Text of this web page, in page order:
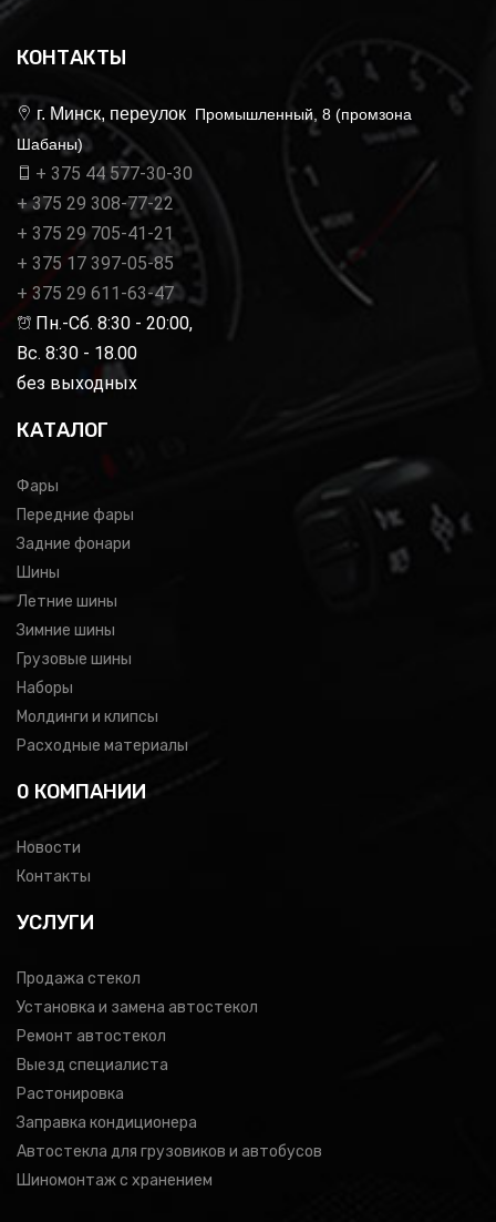
КОНТАКТЫ
г. Минск, переулок Промышленный, 8 (промзона
Шабаны)
+ 375 44 577-30-30
+ 375 29 308-77-22
+ 375 29 705-41-21
+ 375 17 397-05-85
+ 375 29 611-63-47
Пн.-Сб. 8:30 - 20:00,
Вс. 8:30 - 18.00
без выходных
КАТАЛОГ
Фары
Передние фары
Задние фонари
Шины
Летние шины
Зимние шины
Грузовые шины
Наборы
Молдинги и клипсы
Расходные материалы
0 КОМПАНИИ
Новости
Контакты
УСЛУГИ
Продажа стекол
Установка и замена автостекол
Ремонт автостекол
Выезд специалиста
Растонировка
Заправка кондиционера
Автостекла для грузовиков и автобусов
Шиномонтаж с хранением